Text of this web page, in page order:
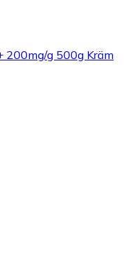
200mg/g 500g Kräm